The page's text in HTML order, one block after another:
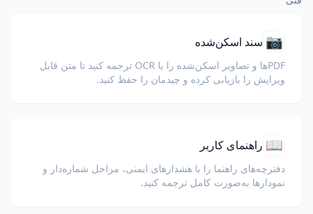
📷 سند اسکن‌شده
PDFها و تصاویر اسکن‌شده را با OCR ترجمه کنید تا متن قابل
ویرایش را بازیابی کرده و چیدمان را حفظ کنید.
📖 راهنمای کاربر
دفترچه‌های راهنما را با هشدارهای ایمنی، مراحل شماره‌دار و
نمودارها به‌صورت کامل ترجمه کنید.